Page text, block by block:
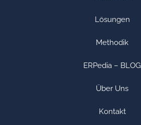
Lösungen
Methodik
ERPedia – BLOG
Über Uns
Kontakt